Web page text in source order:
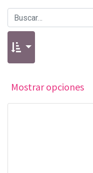
Mostrar opciones